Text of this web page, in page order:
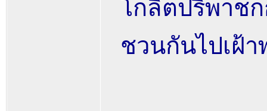
โกลิตปริพาช
ชวนกันไปเฝ้า